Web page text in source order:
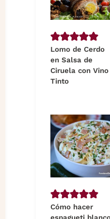
Lomo de Cerdo
en Salsa de
Ciruela con Vino
Tinto
Cómo hacer